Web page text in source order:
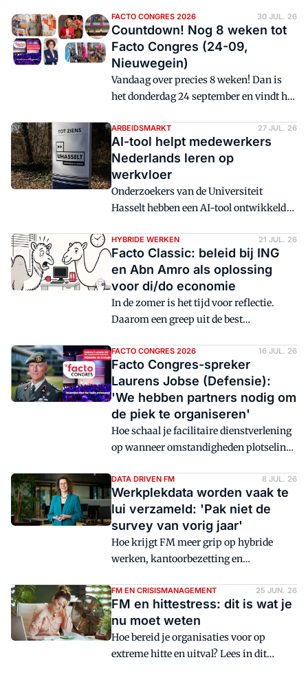
FACTO CONGRES 2026 30 JUL. 26
Countdown! Nog 8 weken tot
Facto Congres (24-09,
Nieuwegein)
Vandaag over precies 8 weken! Dan is
het donderdag 24 september en vindt het
programma is bekend en vind je in dit
artikel.
ARBEIDSMARKT 27 JUL. 26
AI-tool helpt medewerkers
Nederlands leren op
werkvloer
Onderzoekers van de Universiteit
Hasselt hebben een AI-tool ontwikkeld
Nederlands kunnen oefenen tijdens hun
werk. De toepassing vertaalt moeilijke
woorden uit digitale werkinstructies en
maakt persoonlijke woordenlijsten en
quizzen.
HYBRIDE WERKEN 21 JUL. 26
Facto Classic: beleid bij ING
en Abn Amro als oplossing
voor di/do economie
In de zomer is het tijd voor reflectie.
Daarom een greep uit de best
keer met het thema hybride werken en
de wijze waarop ING en ABN Amro
omgaan met de di-do-economie.
FACTO CONGRES 2026 16 JUL. 26
Facto Congres-spreker
Laurens Jobse (Defensie):
'We hebben partners nodig om
de piek te organiseren'
Hoe schaal je facilitaire dienstverlening
op wanneer omstandigheden plotseling
op het Facto Congres 2026 neemt
brigadegeneraal Laurens Jobse
bezoekers mee in de wereld van het
Facilitair Bedrijf Defensie.
DATA DRIVEN FM 8 JUL. 26
Werkplekdata worden vaak te
lui verzameld: 'Pak niet de
survey van vorig jaar'
Hoe krijgt FM meer grip op hybride
werken, kantoorbezetting en
Rianne Appel-Meulenbroek begint dat
niet bij verplichte kantoordagen of extra
bureaus, maar bij betere
dataverzameling.
FM EN CRISISMANAGEMENT 25 JUN. 26
FM en hittestress: dit is wat je
nu moet weten
Hoe bereid je organisaties voor op
extreme hitte en uitval? Lees in dit